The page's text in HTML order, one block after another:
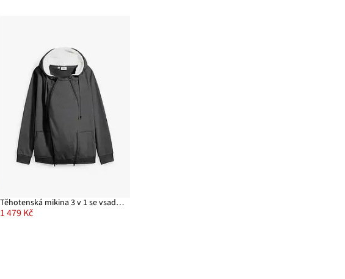
Těhotenská mikina 3 v 1 se vsadkou na miminko, s hebkou vnitřní stranou
1 479 Kč